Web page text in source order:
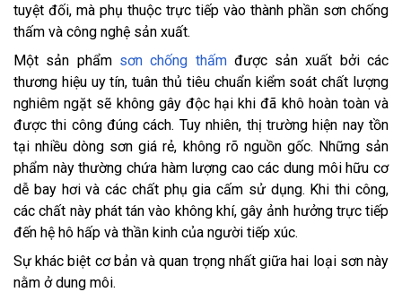
tuyệt đối, mà phụ thuộc trực tiếp vào thành phần sơn chống
thấm và công nghệ sản xuất.
Một sản phẩm sơn chống thấmđược sản xuất bởi các
thương hiệu uy tín, tuân thủ tiêu chuẩn kiểm soát chất lượng
nghiêm ngặt sẽ không gây độc hại khi đã khô hoàn toàn và
được thi công đúng cách. Tuy nhiên, thị trường hiện nay tồn
tại nhiều dòng sơn giá rẻ, không rõ nguồn gốc. Những sản
phẩm này thường chứa hàm lượng cao các dung môi hữu cơ
dễ bay hơi và các chất phụ gia cấm sử dụng. Khi thi công,
các chất này phát tán vào không khí, gây ảnh hưởng trực tiếp
đến hệ hô hấp và thần kinh của người tiếp xúc.
Sự khác biệt cơ bản và quan trọng nhất giữa hai loại sơn này
nằm ở dung môi.